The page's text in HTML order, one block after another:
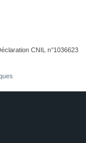
CNIL n°1036623